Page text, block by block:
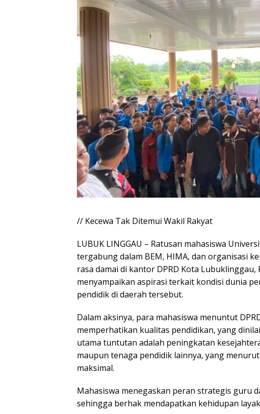
// Kecewa Tak Ditemui Wakil Rakyat
LUBUK LINGGAU – Ratusan mahasiswa
tergabung dalam BEM, HIMA, dan organisasi
rasa damai di kantor DPRD Kota
menyampaikan aspirasi terkait kondisi dunia
pendidik di daerah tersebut.
Dalam aksinya, para mahasiswa menuntut
memperhatikan kualitas pendidikan, yang
utama tuntutan adalah peningkatan
maupun tenaga pendidik lainnya, yang
maksimal.
Mahasiswa menegaskan peran strategis guru
sehingga berhak mendapatkan kehidupan